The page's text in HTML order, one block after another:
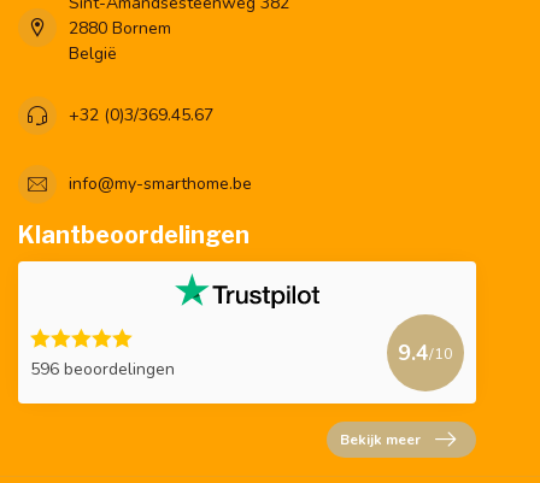
2880 Bornem
België
+32 (0)3/369.45.67
info@my-smarthome.be
Klantbeoordelingen
596 beoordelingen
9.4/10
Bekijk meer